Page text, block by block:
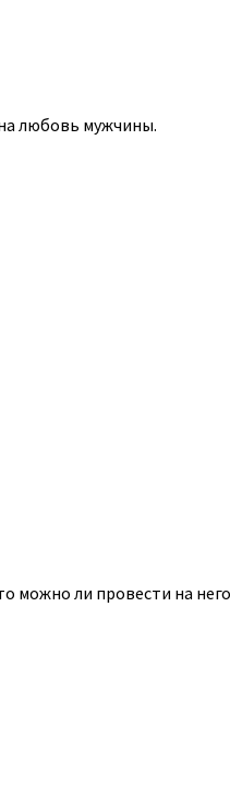
любовь мужчины.
можно ли провести на